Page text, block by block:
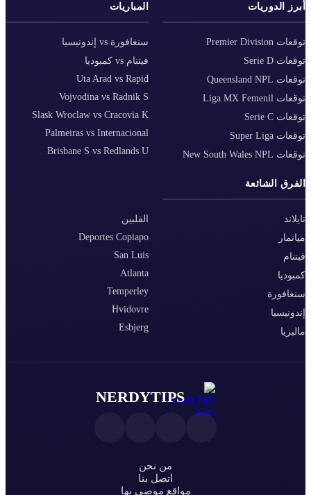
أبرز الدوريات
توقعات Premier Division
توقعات Serie D
توقعات Queensland NPL
توقعات Liga MX Femenil
توقعات Serie C
توقعات Super Liga
توقعات New South Wales NPL
المباريات
سنغافورة vs إندونيسيا
فيتنام vs كمبوديا
Uta Arad vs Rapid
Vojvodina vs Radnik S
Slask Wroclaw vs Cracovia K
Palmeiras vs Internacional
Brisbane S vs Redlands U
الفرق الشائعة
تايلاند
ميانمار
فيتنام
كمبوديا
سنغافورة
إندونيسيا
ماليزيا
الفلبين
Deportes Copiapo
San Luis
Atlanta
Temperley
Hvidovre
Esbjerg
NERDYTIPS
من نحن
اتصل بنا
مواقع موصى بها